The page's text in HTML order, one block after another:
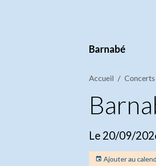
Barnabé
Accueil Concerts
Le 20/09/
Ajouter au